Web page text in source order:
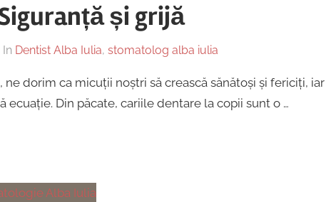
și grijă
In Dentist Alba Iulia, stomatolog alba iulia
dorim ca micuții noștri să crească sănătoși și fericiți, iar
ecuație. Din păcate, cariile dentare la copii sunt o …